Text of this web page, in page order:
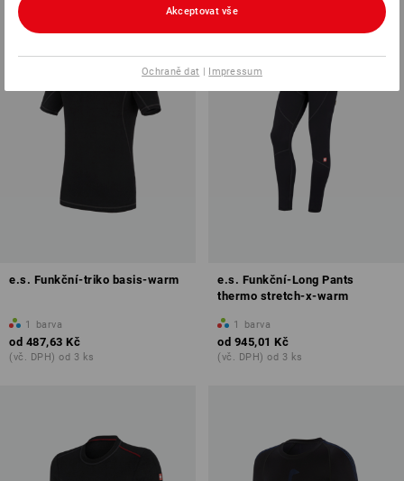
e.s. Funkční-triko basis-warm
1 barva
od 487,63 Kč
(vč. DPH) od 3 ks
e.s. Funkční-Long Pants
thermo stretch-x-warm
1 barva
od 945,01 Kč
(vč. DPH) od 3 ks
Akceptovat vše
Ochraně dat | Impressum